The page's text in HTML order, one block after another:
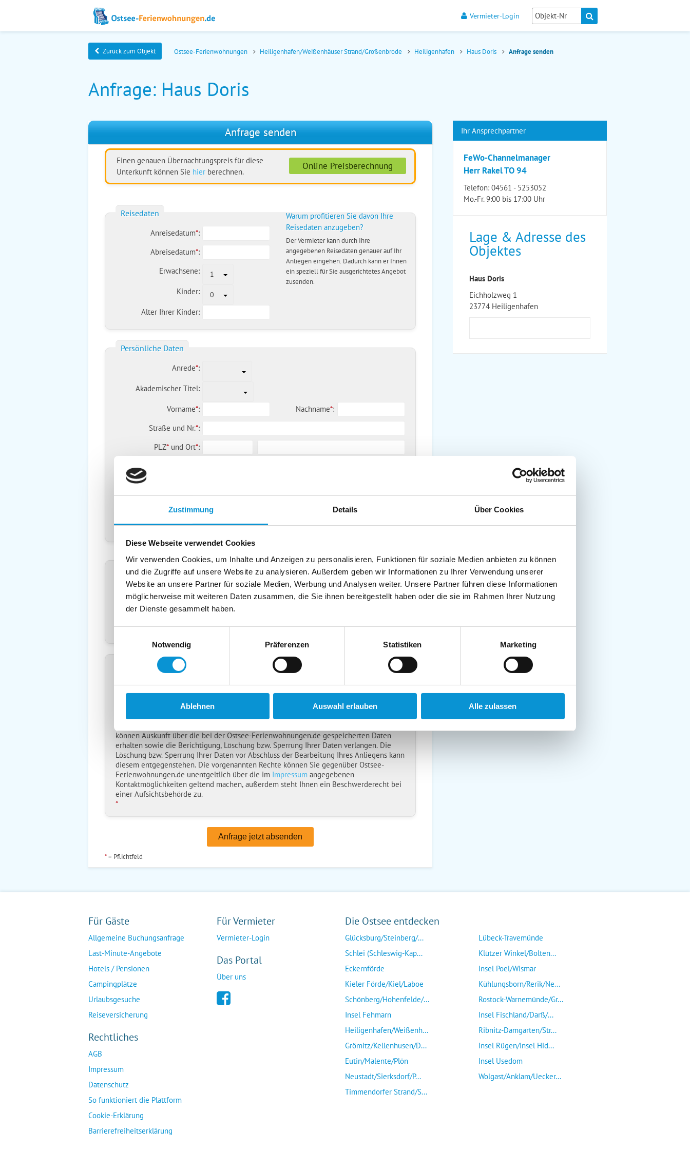
Zustimmung Details Über Cookies
Diese Webseite verwendet Cookies
Wir verwenden Cookies, um Inhalte und Anzeigen zu personalisieren, Funktionen für soziale Medien anbieten zu können
und die Zugriffe auf unsere Website zu analysieren. Außerdem geben wir Informationen zu Ihrer Verwendung unserer
Website an unsere Partner für soziale Medien, Werbung und Analysen weiter. Unsere Partner führen diese Informationen
möglicherweise mit weiteren Daten zusammen, die Sie ihnen bereitgestellt haben oder die sie im Rahmen Ihrer Nutzung
der Dienste gesammelt haben.
Notwendig
Präferenzen Statistiken Marketing
Ablehnen Auswahl erlauben Alle zulassen
Vermieter-Login
Zurück zum Objekt Ostsee-Ferienwohnungen Heiligenhafen/Weißenhäuser Strand/Großenbrode Heiligenhafen Haus Doris Anfrage senden
Anfrage: Haus Doris
Anfrage senden
Einen genauen Übernachtungspreis für diese
Unterkunft können Sie hier berechnen.
Online Preisberechnung
Reisedaten
Anreisedatum*:
Abreisedatum*:
Erwachsene:
1
Kinder: 0
Alter Ihrer Kinder:
Warum profitieren Sie davon Ihre
Reisedaten anzugeben?
Der Vermieter kann durch Ihre
angegebenen Reisedaten genauer auf Ihr
Anliegen eingehen. Dadurch kann er Ihnen
ein speziell für Sie ausgerichtetes Angebot
zusenden.
Persönliche Daten
Anrede*:
Akademischer Titel:
Vorname*: Nachname*:
Straße und Nr.*:
PLZ* und Ort*:
Mobil:
E-Mail:
Freier Kommentar an Vermieter
Kopie der Nachricht per Mail zusenden
Ich habe dieDatenschutzhinweisegelesen und bin damit einverstanden.
Ostsee-Ferienwohnungen.de erhebt, verarbeitet und nutzt Ihre personenbezogenen
können Auskunft über die bei der Ostsee-Ferienwohnungen.de gespeicherten Daten
erhalten sowie die Berichtigung, Löschung bzw. Sperrung Ihrer Daten verlangen. Die
Löschung bzw. Sperrung Ihrer Daten vor Abschluss der Bearbeitung Ihres Anliegens kann
diesem entgegenstehen. Die vorgenannten Rechte können Sie gegenüber Ostsee-
Ferienwohnungen.de unentgeltlich über die im Impressum angegebenen
Kontaktmöglichkeiten geltend machen, außerdem steht Ihnen ein Beschwerderecht bei
einer Aufsichtsbehörde zu.
*
*= Pflichtfeld
Ihr Ansprechpartner
FeWo-Channelmanager
Herr Rakel TO 94
Telefon: 04561 - 5253052
Mo.-Fr. 9:00 bis 17:00 Uhr
Lage & Adresse des
Objektes
Haus Doris
Eichholzweg 1
23774 Heiligenhafen
Für Gäste
Allgemeine Buchungsanfrage
Last-Minute-Angebote
Hotels / Pensionen
Campingplätze
Urlaubsgesuche
Reiseversicherung
Rechtliches
AGB
Impressum
Datenschutz
So funktioniert die Plattform
Cookie-Erklärung
Barrierefreiheitserklärung
Für Vermieter
Vermieter-Login
Das Portal
Über uns
Die Ostsee entdecken
Glücksburg/Steinberg/...
Schlei (Schleswig-Kap...
Eckernförde
Kieler Förde/Kiel/Laboe
Schönberg/Hohenfelde/...
Insel Fehmarn
Heiligenhafen/Weißenh...
Grömitz/Kellenhusen/D...
Eutin/Malente/Plön
Neustadt/Sierksdorf/P...
Timmendorfer Strand/S...
Lübeck-Travemünde
Klützer Winkel/Bolten...
Insel Poel/Wismar
Kühlungsborn/Rerik/Ne...
Rostock-Warnemünde/Gr...
Insel Fischland/Darß/...
Ribnitz-Damgarten/Str...
Insel Rügen/Insel Hid...
Insel Usedom
Wolgast/Anklam/Uecker...